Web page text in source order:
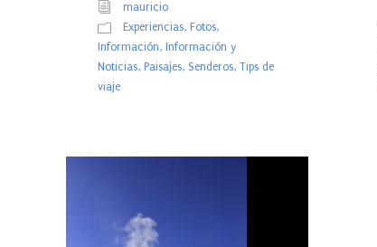
mauricio
Experiencias, Fotos,
Información, Información y
Noticias, Paisajes, Senderos, Tips de
viaje